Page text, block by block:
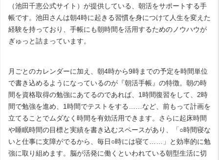
（池田千恵公式サイト ）が提供している、朝活をサポートする手
帳です。池田さんは朝4時に起きる習慣を身につけて人生を変えた
経験を持っており、手帳にも朝時間を活用するためのノウハウが
ぎゅっと詰まっています。
月ごとのカレンダーに加え、朝4時から9時までの予定を時間単位
で書き込めるようになっているのが『朝活手帳』の特徴。朝の時
間を資格取得の勉強にあてるのであれば、 1時間復習をして、 2時
間で勉強を進め、 1時間でテストをする……など、前もって計画を
立てることでムダなく時間を有効活用できます。さらに起床時間
や睡眠時間の目標と実績を書き込むスペースがあり、「○時間寝な
いと仕事に支障がでるから、毎日○時には寝て……」と効率的に勉
強に取り組めます。脳が活発に働くといわれている朝型生活に切